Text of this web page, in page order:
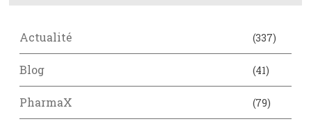
Actualité (337)
Blog (41)
PharmaX (79)